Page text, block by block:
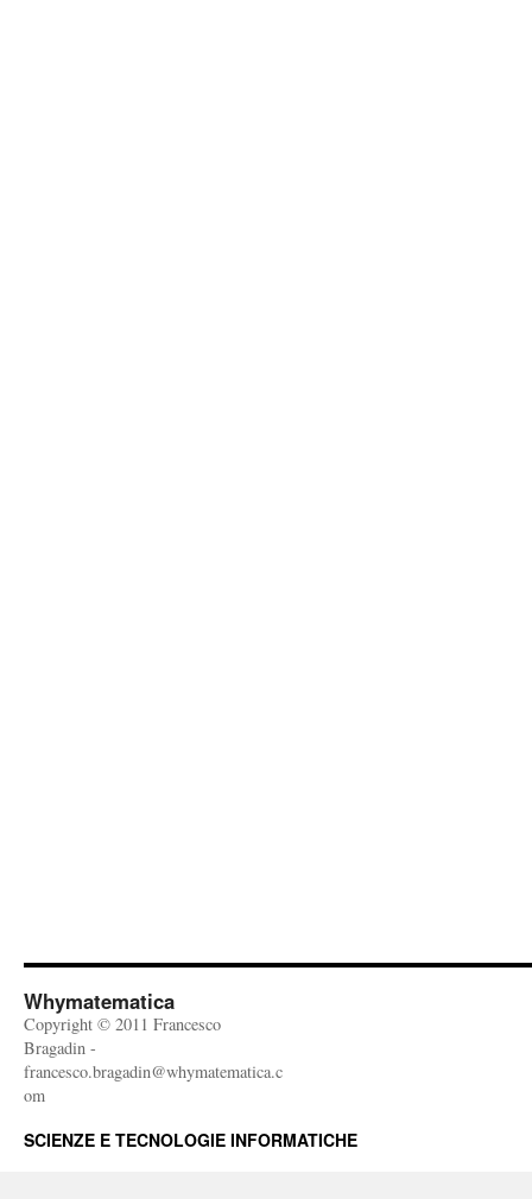
Whymatematica
Copyright © 2011 Francesco
Bragadin -
francesco.bragadin@whymatematica.c
om
SCIENZE E TECNOLOGIE INFORMATICHE